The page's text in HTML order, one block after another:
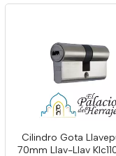
Cilindro Gota
70mm Llav-Llav